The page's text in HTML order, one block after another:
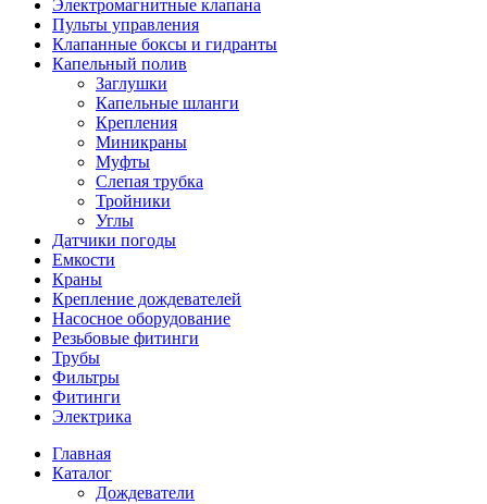
Электромагнитные клапана
Пульты управления
Клапанные боксы и гидранты
Капельный полив
Заглушки
Капельные шланги
Крепления
Миникраны
Муфты
Слепая трубка
Тройники
Углы
Датчики погоды
Емкости
Краны
Крепление дождевателей
Насосное оборудование
Резьбовые фитинги
Трубы
Фильтры
Фитинги
Электрика
Главная
Каталог
Дождеватели